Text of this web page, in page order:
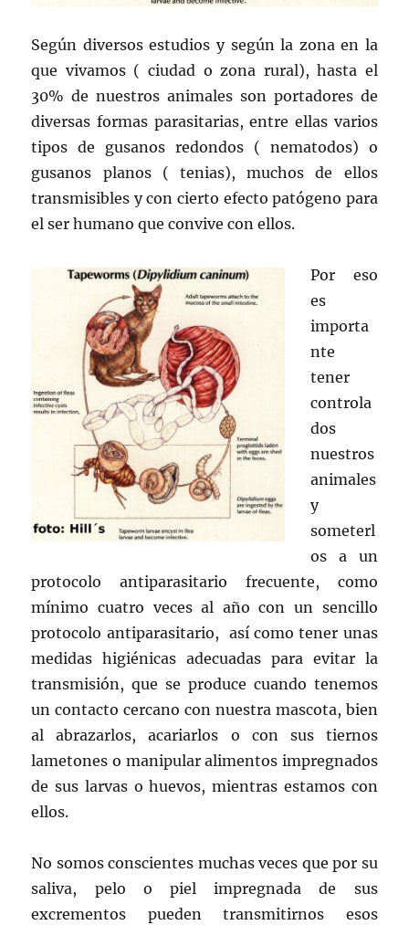
Según diversos estudios y según la zona en la
que vivamos ( ciudad o zona rural), hasta el
30% de nuestros animales son portadores de
diversas formas parasitarias, entre ellas varios
tipos de gusanos redondos ( nematodos) o
gusanos planos ( tenias), muchos de ellos
transmisibles y con cierto efecto patógeno para
el ser humano que convive con ellos.
Por eso
es
importa
nte
tener
controla
dos
nuestros
animales
y
someterl
os a un
protocolo antiparasitario frecuente, como
mínimo cuatro veces al año con un sencillo
protocolo antiparasitario, así como tener unas
medidas higiénicas adecuadas para evitar la
transmisión, que se produce cuando tenemos
un contacto cercano con nuestra mascota, bien
al abrazarlos, acariarlos o con sus tiernos
lametones o manipular alimentos impregnados
de sus larvas o huevos, mientras estamos con
ellos.
No somos conscientes muchas veces que por su
saliva, pelo o piel impregnada de sus
excrementos pueden transmitirnos esos